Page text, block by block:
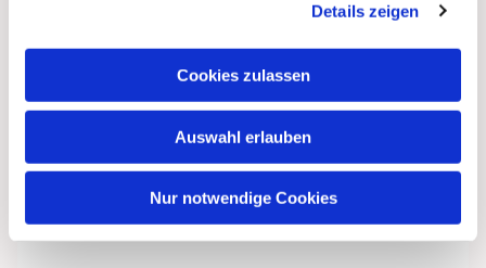
Details zeigen
Cookies zulassen
Auswahl erlauben
Nur notwendige Cookies